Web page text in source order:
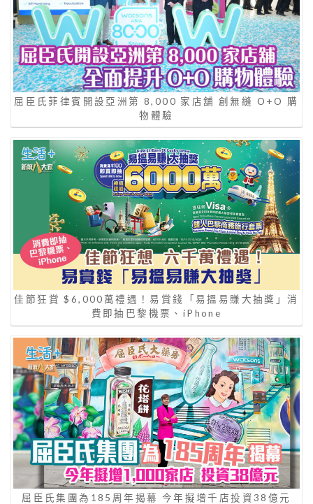
屈臣氏菲律賓開設亞洲第 8,000 家店舖 創無縫 O+O 購
物體驗
佳節狂賞 $6,000萬禮遇！易賞錢「易搵易賺大抽獎」消
費即抽巴黎機票、iPhone
屈臣氏集團為185周年揭幕 今年擬增千店投資38億元